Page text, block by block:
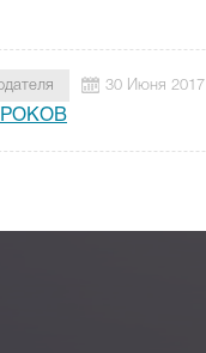
30 Июня 2017